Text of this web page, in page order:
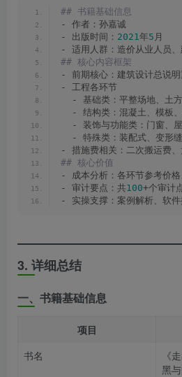
## 书籍基础信息
- 作者：孙嘉诚
- 出版时间： 2021 年5 月
- 适用人群：造价从业人员
## 核心内容框架
- 前期核心：建筑设计总说
- 工程各环节
- 基础类：平整场地、土
- 结构类：混凝土、模板
- 装饰与功能类：门窗、
- 特殊类：装配式、变形
- 措施费相关：二次搬运费
## 核心价值
- 成本分析：各环节参考价格
- 审计要点：共100+个审计
- 实操支撑：案例解析、软件
3. 详细总结
一、书籍基础信息
项目
书名
《
黑与